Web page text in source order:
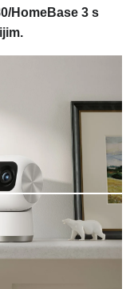
HomeBase 3 s